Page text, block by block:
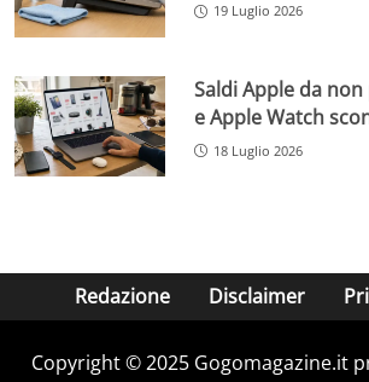
19 Luglio 2026
Saldi Apple da
e Apple Watch
18 Luglio 2026
Redazione Disclaimer
Copyright © 2025 Gogomagazine.it